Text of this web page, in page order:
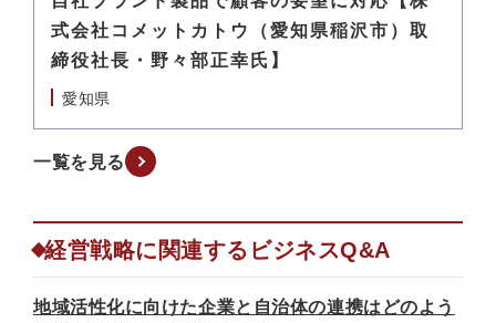
式会社コメットカトウ（愛知県稲沢市）取
締役社長・野々部正幸氏】
愛知県
一覧を見る
経営戦略に関連するビジネスQ&A
地域活性化に向けた企業と自治体の連携はどのよう